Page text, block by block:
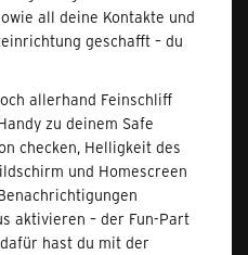
all deine Kontakte und
geschafft – du
allerhand Feinschliff
zu deinem Safe
checken, Helligkeit des
und Homescreen
aktivieren – der Fun-Part
hast du mit der